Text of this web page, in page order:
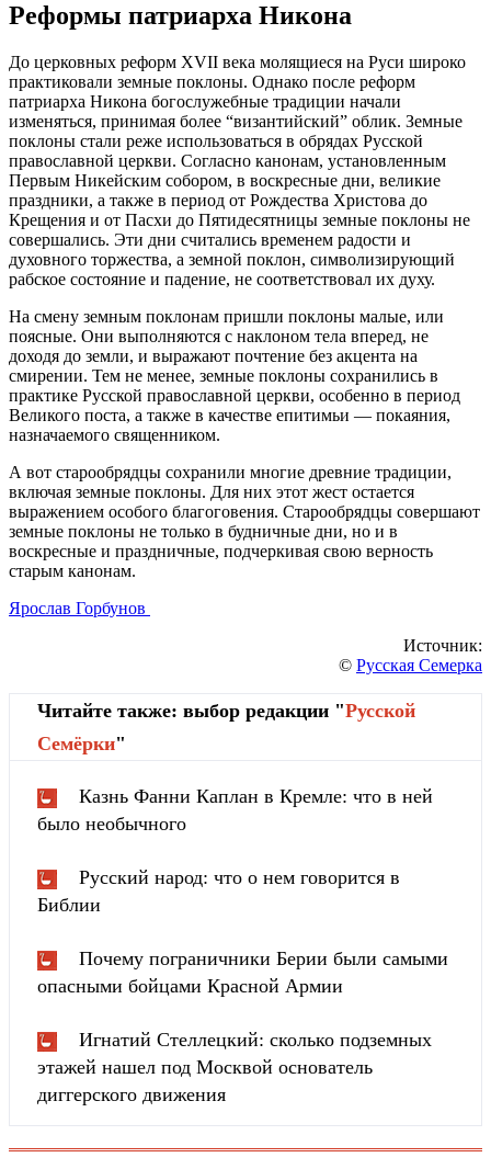
Реформы патриарха Никона
До церковных реформ XVII века молящиеся на Руси широко
практиковали земные поклоны. Однако после реформ
патриарха Никона богослужебные традиции начали
изменяться, принимая более “византийский” облик. Земные
поклоны стали реже использоваться в обрядах Русской
православной церкви. Согласно канонам, установленным
Первым Никейским собором, в воскресные дни, великие
праздники, а также в период от Рождества Христова до
Крещения и от Пасхи до Пятидесятницы земные поклоны не
совершались. Эти дни считались временем радости и
духовного торжества, а земной поклон, символизирующий
рабское состояние и падение, не соответствовал их духу.
На смену земным поклонам пришли поклоны малые, или
поясные. Они выполняются с наклоном тела вперед, не
доходя до земли, и выражают почтение без акцента на
смирении. Тем не менее, земные поклоны сохранились в
практике Русской православной церкви, особенно в период
Великого поста, а также в качестве епитимьи — покаяния,
назначаемого священником.
А вот старообрядцы сохранили многие древние традиции,
включая земные поклоны. Для них этот жест остается
выражением особого благоговения. Старообрядцы совершают
земные поклоны не только в будничные дни, но и в
воскресные и праздничные, подчеркивая свою верность
старым канонам.
Ярослав Горбунов
Источник:
© Русская Семерка
Читайте также: выбор редакции "Русской
Cемёрки"
Казнь Фанни Каплан в Кремле: что в ней
было необычного
Русский народ: что о нем говорится в
Библии
Почему пограничники Берии были самыми
опасными бойцами Красной Армии
Игнатий Стеллецкий: сколько подземных
этажей нашел под Москвой основатель
диггерского движения